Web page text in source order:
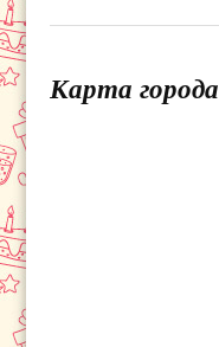
Карта города